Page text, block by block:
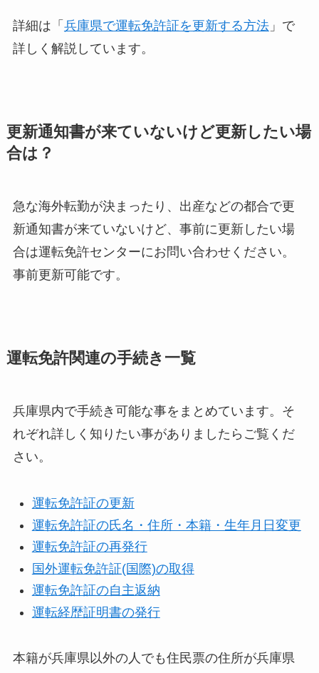
詳細は「 兵庫県で運転免許証を更新する方法」で
詳しく解説しています。
更新通知書が来ていないけど更新したい場
合は？
急な海外転勤が決まったり、出産などの都合で更
新通知書が来ていないけど、事前に更新したい場
合は運転免許センターにお問い合わせください。
事前更新可能です。
運転免許関連の手続き一覧
兵庫県内で手続き可能な事をまとめています。そ
れぞれ詳しく知りたい事がありましたらご覧くだ
さい。
運転免許証の更新
運転免許証の氏名・住所・本籍・生年月日変更
運転免許証の再発行
国外運転免許証(国際)の取得
運転免許証の自主返納
運転経歴証明書の発行
本籍が兵庫県以外の人でも住民票の住所が兵庫県